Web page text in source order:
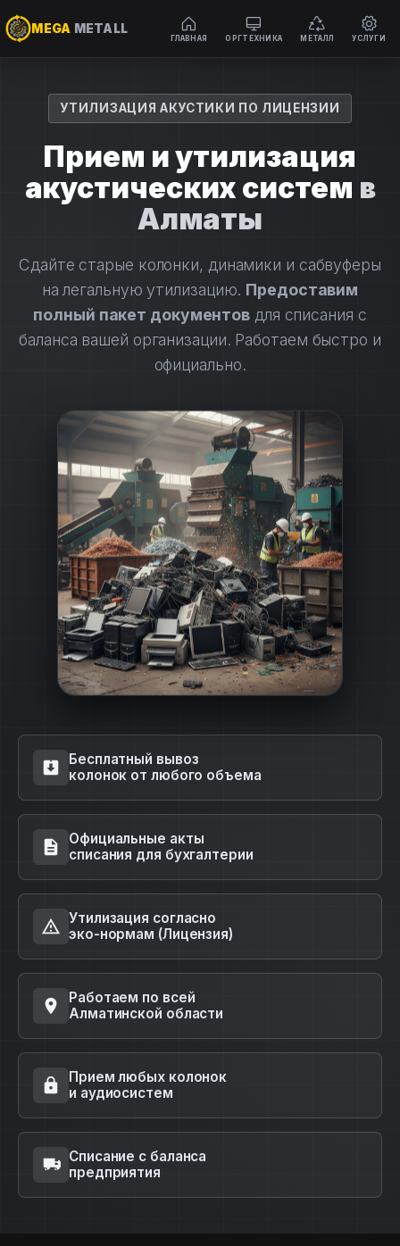
содержимомуУТИЛИЗАЦИЯ АКУСТИКИ ПО ЛИЦЕНЗИИ
Прием и утилизация
акустических систем в
Алматы
Сдайте старые колонки, динамики и сабвуферы
на легальную утилизацию. Предоставим
полный пакет документов для списания с
баланса вашей организации. Работаем быстро и
официально.
Бесплатный вывоз
колонок от любого объема
Официальные акты
списания для бухгалтерии
Утилизация согласно
эко-нормам (Лицензия)
Работаем по всей
Алматинской области
Прием любых колонок
и аудиосистем
Списание с баланса
предприятия
MEGA METALL
ГЛАВНАЯ ОРГТЕХНИКА МЕТАЛЛ УСЛУГИ